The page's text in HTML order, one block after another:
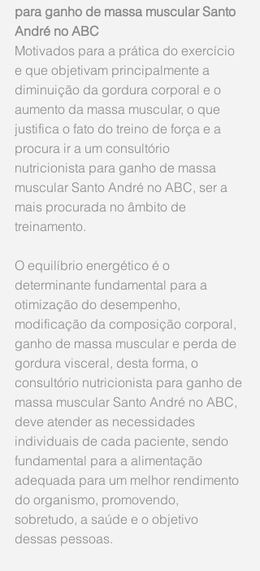
para ganho de massa muscular Santo
André no ABC
Motivados para a prática do exercício
e que objetivam principalmente a
diminuição da gordura corporal e o
aumento da massa muscular, o que
justifica o fato do treino de força e a
procura ir a um consultório
nutricionista para ganho de massa
muscular Santo André no ABC, ser a
mais procurada no âmbito de
treinamento.
O equilíbrio energético é o
determinante fundamental para a
otimização do desempenho,
modificação da composição corporal,
ganho de massa muscular e perda de
gordura visceral, desta forma, o
consultório nutricionista para ganho de
massa muscular Santo André no ABC,
deve atender as necessidades
individuais de cada paciente, sendo
fundamental para a alimentação
adequada para um melhor rendimento
do organismo, promovendo,
sobretudo, a saúde e o objetivo
dessas pessoas.